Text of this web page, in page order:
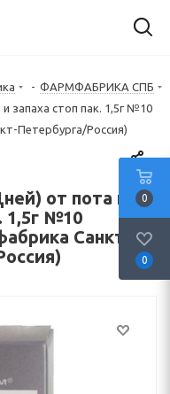
- ФАРМФАБРИКА СПБ
запаха стоп пак. 1,5г №10
Петербурга/Россия)
от пота и
1,5г №10
Санкт-
0
0